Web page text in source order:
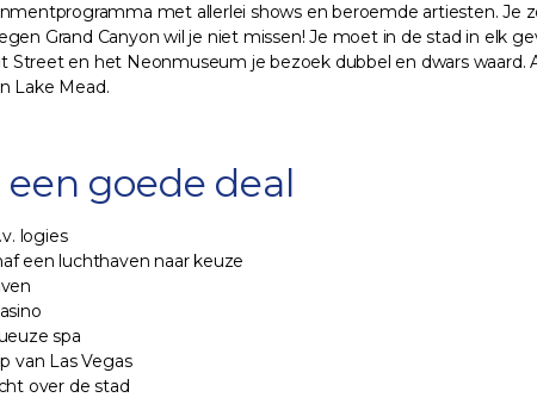
met allerlei shows en beroemde artiesten.
Grand Canyon wil je niet missen! Je moet in de stad in elk
Street en het Neonmuseum je bezoek dubbel en dwars
Lake Mead.
goede deal
logies
een luchthaven naar keuze
spa
van Las Vegas
over de stad